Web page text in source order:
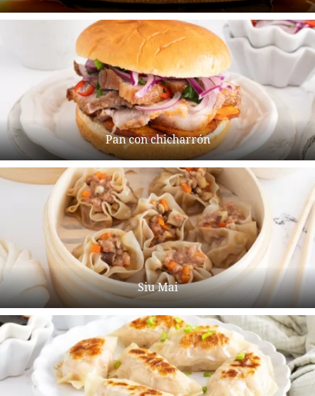
Pan con chicharrón
Siu Mai